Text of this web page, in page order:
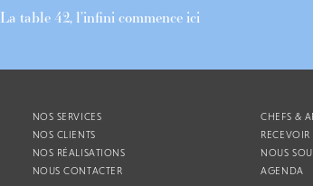
La table 42, l’infini commence ici
NOS SERVICES
NOS CLIENTS
NOS RÉALISATIONS
NOUS CONTACTER
CHEFS &
RECEVOIR
NOUS
AGENDA